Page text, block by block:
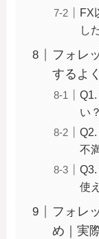
FX
し
フォレ
するよ
い？
不
使
フォレ
め｜実